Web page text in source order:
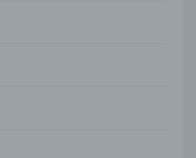
Recht der